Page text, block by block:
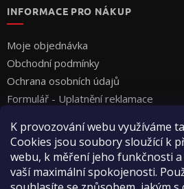
K provozování webu využíváme
Cookies jsou soubory sloužící k
webu, k měření jeho funkčnosti
vaší maximální spokojenosti.
INFORMACE PRO NÁKUP
Moje objednávka
Obchodní podmínky
Ochrana osobních údajů
Formulář - Uplatnění reklamace